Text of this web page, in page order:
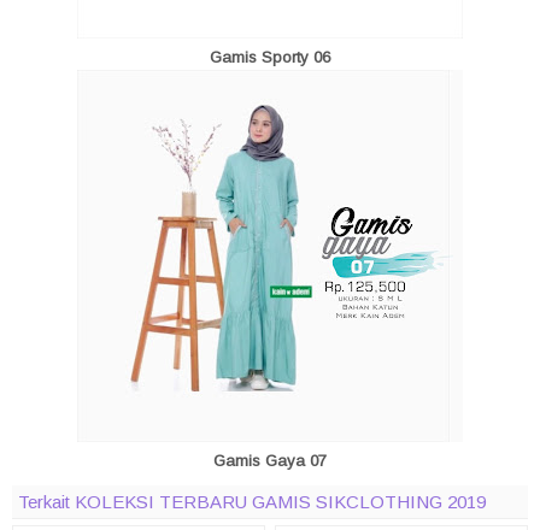
Gamis Sporty 06
Gamis Gaya 07
Terkait KOLEKSI TERBARU GAMIS SIKCLOTHING 2019